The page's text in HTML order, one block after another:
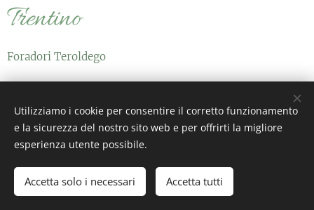
Trentino
Foradori Teroldego
Eugenio Rosi Cabernet Franc
Lombardia
Utilizziamo i cookie per consentire il corretto funzionamento
e la sicurezza del nostro sito web e per offrirti la migliore
esperienza utente possibile.
Accetta solo i necessari Accetta tutti